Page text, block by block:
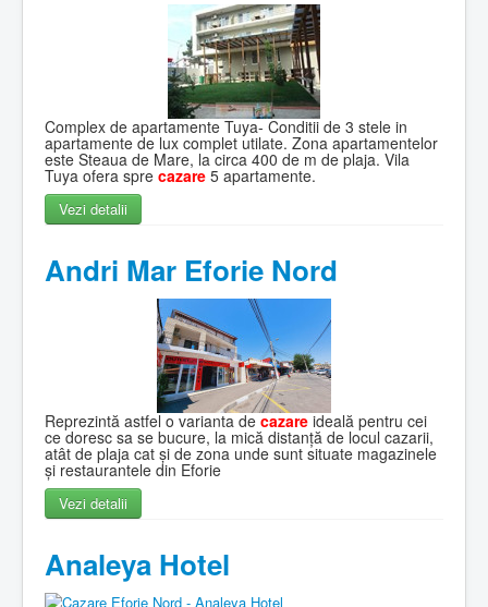
Complex de apartamente Tuya- Conditii de 3 stele in
apartamente de lux complet utilate. Zona apartamentelor
este Steaua de Mare, la circa 400 de m de plaja. Vila
Tuya ofera spre cazare 5 apartamente.
Vezi detalii
Andri Mar Eforie Nord
Reprezintă astfel o varianta decazareideală pentru cei
ce doresc sa se bucure, la mică distanță de locul cazarii,
atât de plaja cat și de zona unde sunt situate magazinele
și restaurantele din Eforie
Vezi detalii
Analeya Hotel